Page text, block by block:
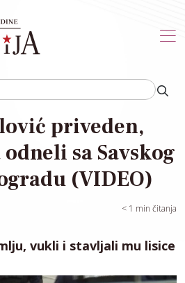
priveden,
sa Savskog
(VIDEO)
< 1 min čitanja
vukli i stavljali mu lisice